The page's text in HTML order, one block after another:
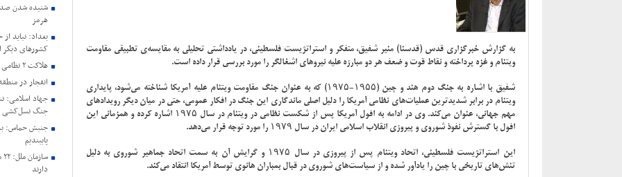
به گزارش خبرگزاری قدس (قدسنا) منیر شفیق، متفکر و استراتژیست فلسطینی، در یادداشتی تحلیلی به مقایسه‌ی تطبیقی مقاومت
ویتنام و غزه پرداخته و نقاط قوت و ضعف هر دو مبارزه علیه نیروهای اشغالگر را مورد بررسی قرار داده است.
شفیق با اشاره به جنگ دوم هند و چین (۱۹۵۵-۱۹۷۵) که به عنوان جنگ مقاومت ویتنام علیه آمریکا شناخته می‌شود، پایداری
ویتنام در برابر شدیدترین عملیات‌های نظامی آمریکا را دلیل اصلی ماندگاری این جنگ در افکار عمومی، حتی در میان دیگر رویدادهای
مهم جهانی، عنوان می‌کند. وی در ادامه به افول آمریکا پس از شکست نظامی در ویتنام در سال ۱۹۷۵ اشاره کرده و همزمانی این
افول با گسترش نفوذ شوروی و پیروزی انقلاب اسلامی ایران در سال ۱۹۷۹ را مورد توجه قرار می‌دهد
.
این استراتژیست فلسطینی، اتحاد ویتنام پس از پیروزی در سال ۱۹۷۵ و گرایش آن به سمت اتحاد جماهیر شوروی به دلیل
تنش‌های تاریخی با چین را یادآور شده و از سیاست‌های شوروی در قبال بمباران هانوی توسط آمریکا انتقاد می‌کند.
شنیده شدن
هرمز
بغداد: نباید
کشورهای دیگر
هلاکت ۲ نظامی صهیونیستی در جنوب لبنان
انفجار در
جنگ نسل‌کشی
جنبش حماس:
پایبندیم
دارند